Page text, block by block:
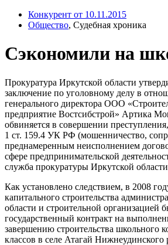
Конкурент от 10.11.2015
Общество, Судебная хроника
Сэкономили на
Прокуратура Иркутской области
заключение по уголовному делу в
генерального директора ООО
предприятие Востсибстрой» Артика
обвиняется в совершении
1 ст. 159.4 УК РФ (мошенничество,
преднамеренным неисполнением
сфере предпринимательской
служба прокуратуры Иркутской
Как установлено следствием, в 2008
капитального строительства
области и строительной организацией
государственный контракт на
завершению строительства школьного
классов в селе Атагай Нижнеудинского